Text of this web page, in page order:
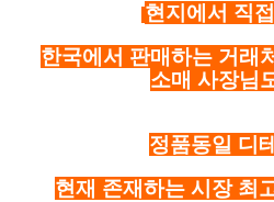
현지에서 직
한국에서 판매하는 거래
소매 사장님
정품동일 디
현재 존재하는 시장 최